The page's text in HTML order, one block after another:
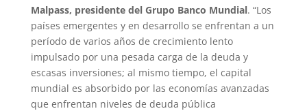
Malpass, presidente del Grupo Banco Mundial. “Los
países emergentes y en desarrollo se enfrentan a un
período de varios años de crecimiento lento
impulsado por una pesada carga de la deuda y
escasas inversiones; al mismo tiempo, el capital
mundial es absorbido por las economías avanzadas
que enfrentan niveles de deuda pública